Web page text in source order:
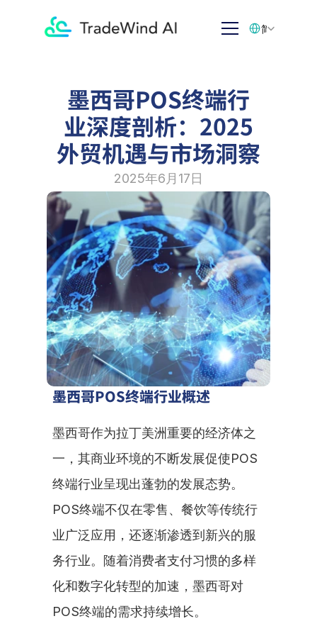
墨西哥POS终端行
业深度剖析：2025
外贸机遇与市场洞察
2025年6月17日
墨西哥POS终端行业概述
墨西哥作为拉丁美洲重要的经济体之
一，其商业环境的不断发展促使POS
终端行业呈现出蓬勃的发展态势。
POS终端不仅在零售、餐饮等传统行
业广泛应用，还逐渐渗透到新兴的服
务行业。随着消费者支付习惯的多样
化和数字化转型的加速，墨西哥对
POS终端的需求持续增长。
简体中文